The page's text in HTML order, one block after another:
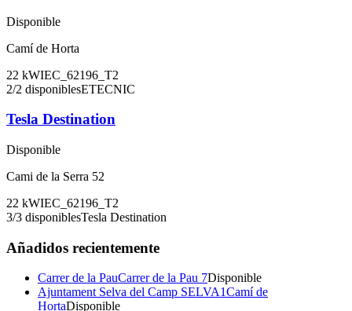
Disponible
Camí de Horta
22 kWIEC_62196_T2
2/2 disponiblesETECNIC
Tesla Destination
Disponible
Cami de la Serra 52
22 kWIEC_62196_T2
3/3 disponiblesTesla Destination
Añadidos recientemente
Carrer de la PauCarrer de la Pau 7Disponible
Ajuntament Selva del Camp SELVA1Camí de
HortaDisponible